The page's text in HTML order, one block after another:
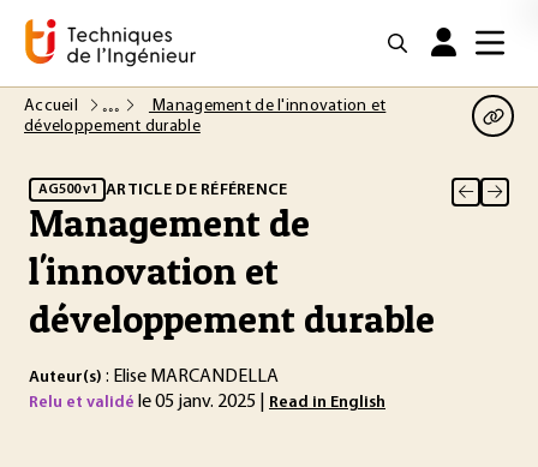
Accueil
Management de l'innovation et
développement durable
AG500 v1 ARTICLE DE RÉFÉRENCE
Management de
l'innovation et
développement durable
Auteur(s) : Elise MARCANDELLA
Relu et validé le 05 janv. 2025 | Read in English